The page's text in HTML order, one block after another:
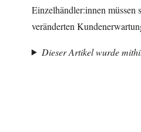
Einzelhändler:innen müssen
veränderten
Dieser Artikel wurde